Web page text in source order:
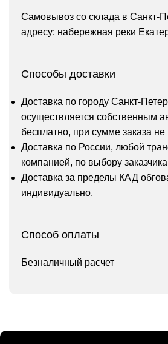
Самовывоз со склада в Санкт-
адресу: набережная реки
Способы доставки
Доставка по городу Санкт-
осуществляется собственным
бесплатно, при сумме заказа
Доставка по России, любой
компанией, по выбору
Доставка за пределы КАД
индивидуально.
Способ оплаты
Безналичный расчет